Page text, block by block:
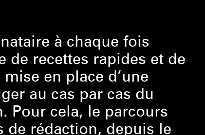
à chaque fois
de recettes rapides et de
en place d’une
au cas par cas du
Pour cela, le parcours
de rédaction, depuis le